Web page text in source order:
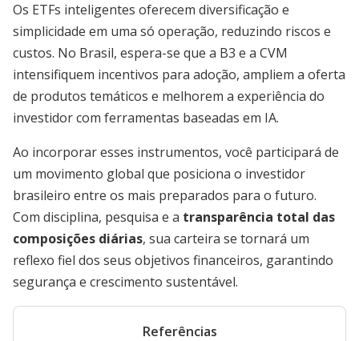
Os ETFs inteligentes oferecem diversificação e
simplicidade em uma só operação, reduzindo riscos e
custos. No Brasil, espera-se que a B3 e a CVM
intensifiquem incentivos para adoção, ampliem a oferta
de produtos temáticos e melhorem a experiência do
investidor com ferramentas baseadas em IA.
Ao incorporar esses instrumentos, você participará de
um movimento global que posiciona o investidor
brasileiro entre os mais preparados para o futuro.
Com disciplina, pesquisa e a transparência total das
composições diárias, sua carteira se tornará um
reflexo fiel dos seus objetivos financeiros, garantindo
segurança e crescimento sustentável.
Referências